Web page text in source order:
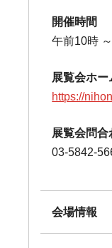
開催時間
午前10時
展覧会ホー
https://
展覧会問合
03-5842-
会場情報